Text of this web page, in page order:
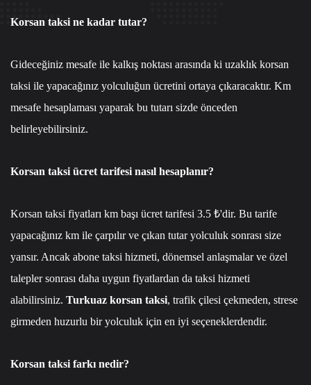
Korsan taksi ne kadar tutar?
Gideceğiniz mesafe ile kalkış noktası arasında ki uzaklık korsan
taksi ile yapacağınız yolculuğun ücretini ortaya çıkaracaktır. Km
mesafe hesaplaması yaparak bu tutarı sizde önceden
belirleyebilirsiniz.
Korsan taksi ücret tarifesi nasıl hesaplanır?
Korsan taksi fiyatları km başı ücret tarifesi 3.5 ₺'dir. Bu tarife
yapacağınız km ile çarpılır ve çıkan tutar yolculuk sonrası size
yansır. Ancak abone taksi hizmeti, dönemsel anlaşmalar ve özel
talepler sonrası daha uygun fiyatlardan da taksi hizmeti
alabilirsiniz. Turkuaz korsan taksi, trafik çilesi çekmeden, strese
girmeden huzurlu bir yolculuk için en iyi seçeneklerdendir.
Korsan taksi farkı nedir?